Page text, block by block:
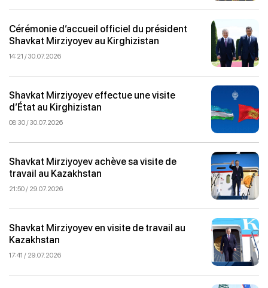
Cérémonie d’accueil officiel du président
Shavkat Mirziyoyev au Kirghizistan
14:21 / 30.07.2026
Shavkat Mirziyoyev effectue une visite
d’État au Kirghizistan
08:30 / 30.07.2026
Shavkat Mirziyoyev achève sa visite de
travail au Kazakhstan
21:50 / 29.07.2026
Shavkat Mirziyoyev en visite de travail au
Kazakhstan
17:41 / 29.07.2026